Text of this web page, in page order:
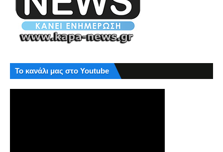
Το κανάλι μας στο Youtube